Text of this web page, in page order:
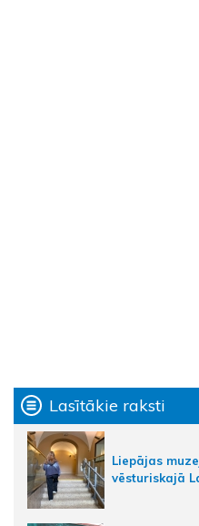
Lasītākie raksti
Liepājas
vēsturiskajā